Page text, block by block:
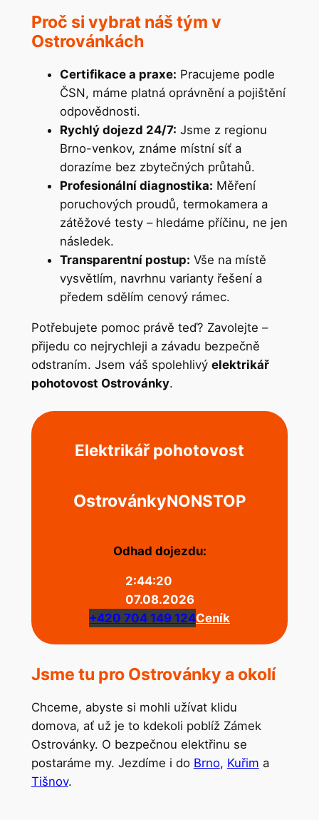
Proč si vybrat náš tým v
Ostrovánkách
Certifikace a praxe: Pracujeme podle
ČSN, máme platná oprávnění a pojištění
odpovědnosti.
Rychlý dojezd 24/7: Jsme z regionu
Brno-venkov, známe místní síť a
dorazíme bez zbytečných průtahů.
Profesionální diagnostika: Měření
poruchových proudů, termokamera a
zátěžové testy – hledáme příčinu, ne jen
následek.
Transparentní postup: Vše na místě
vysvětlím, navrhnu varianty řešení a
předem sdělím cenový rámec.
Potřebujete pomoc právě teď? Zavolejte –
přijedu co nejrychleji a závadu bezpečně
odstraním. Jsem váš spolehlivý elektrikář
pohotovost Ostrovánky.
Elektrikář pohotovost
OstrovánkyNONSTOP
Odhad dojezdu:
2:44:20
07.08.2026
+420 704 149 124Ceník
Jsme tu pro Ostrovánky a okolí
Chceme, abyste si mohli užívat klidu
domova, ať už je to kdekoli poblíž Zámek
Ostrovánky. O bezpečnou elektřinu se
postaráme my. Jezdíme i do Brno, Kuřim a
Tišnov.